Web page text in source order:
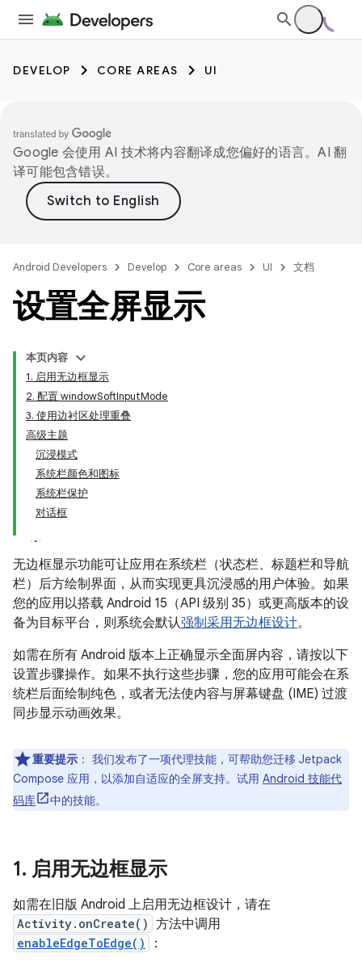
DEVELOP CORE AREAS UI
Google 会使用 AI 技术将内容翻译成您偏好的语言。AI 翻
译可能包含错误。
Android Developers Develop Core areas UI 文档
设置全屏显示
本页内容
1. 启用无边框显示
2. 配置 windowSoftInputMode
3. 使用边衬区处理重叠
高级主题
沉浸模式
系统栏颜色和图标
系统栏保护
对话框
无边框显示功能可让应用在系统栏（状态栏、标题栏和导航
栏）后方绘制界面，从而实现更具沉浸感的用户体验。如果
您的应用以搭载 Android 15（API 级别 35）或更高版本的设
备为目标平台，则系统会默认强制采用无边框设计。
如需在所有 Android 版本上正确显示全面屏内容，请按以下
设置步骤操作。如果不执行这些步骤，您的应用可能会在系
统栏后面绘制纯色，或者无法使内容与屏幕键盘 (IME) 过渡
同步显示动画效果。
重要提示 ： 我们发布了一项代理技能，可帮助您迁移 Jetpack
Compose 应用，以添加自适应的全屏支持。试用 Android 技能代
码库
中的技能。
1. 启用无边框显示
如需在旧版 Android 上启用无边框设计，请在
Activity.onCreate() 方法中调用
enableEdgeToEdge() ：